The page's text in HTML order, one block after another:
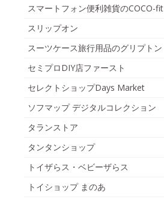
スマートフォン便利雑貨のCOCO-fit
スリップオン
スーツケース旅行用品のグリプトン
セミプロDIY店ファースト
セレクトショップDays Market
ソフマップ デジタルコレクション
タランストア
タンタンショップ
トイザらス・ベビーザらス
トイショップ まのあ